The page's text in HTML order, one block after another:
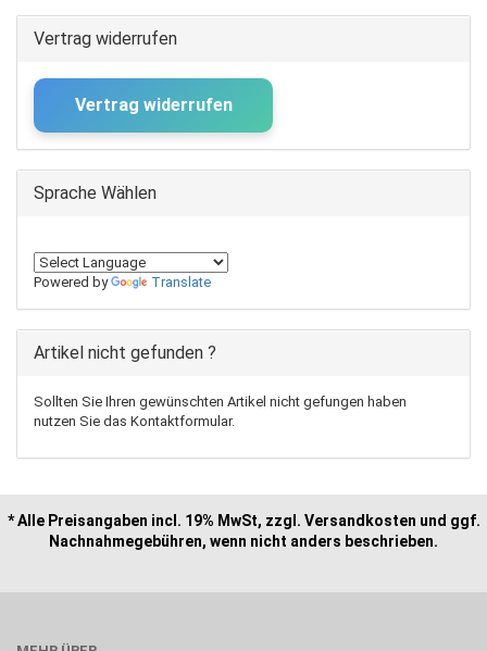
Vertrag widerrufen
Vertrag widerrufen
Sprache Wählen
Powered by Translate
Artikel nicht gefunden ?
Sollten Sie Ihren gewünschten Artikel nicht gefungen haben
nutzen Sie das Kontaktformular.
* Alle Preisangaben incl. 19% MwSt, zzgl. Versandkosten und ggf.
Nachnahmegebühren, wenn nicht anders beschrieben.